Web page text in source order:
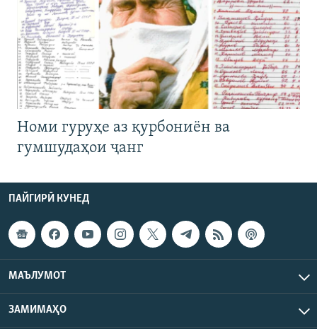
Номи гуруҳе аз қурбониён ва
гумшудаҳои ҷанг
ПАЙГИРӢ КУНЕД
МАЪЛУМОТ
ЗАМИМАҲО